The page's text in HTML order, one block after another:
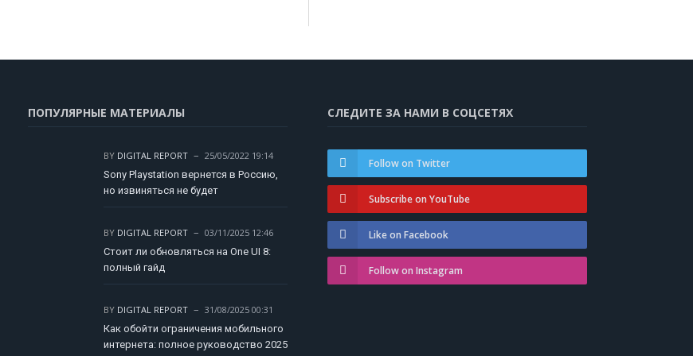
ПОПУЛЯРНЫЕ МАТЕРИАЛЫ
BY DIGITAL REPORT
25/05/2022 19:14
Sony Playstation вернется в Россию,
но извиняться не будет
BY DIGITAL REPORT
03/11/2025 12:46
Стоит ли обновляться на One UI 8:
полный гайд
BY DIGITAL REPORT
31/08/2025 00:31
Как обойти ограничения мобильного
интернета: полное руководство 2025
СЛЕДИТЕ ЗА НАМИ В СОЦСЕТЯХ
Follow on Twitter
Subscribe on YouTube
Like on Facebook
Follow on Instagram